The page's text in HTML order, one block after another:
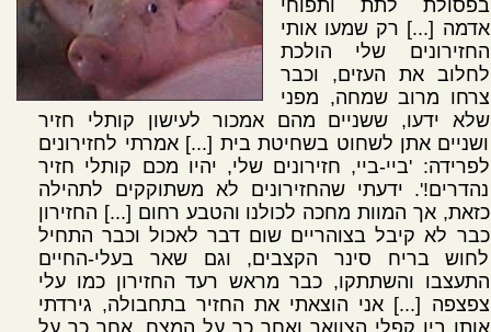
בפסולת לתת ותפוחי
אדמה [...] רק שמעו אותי
החזירונים שלי הולכת
לחלוב את העזים, וכבר
צרחו מרוב שמחה, מפני
שלא ידעו, ששניים מהם אמכור לעישון קותלי חזיר
ושניים אתן לשחוט בשחיטת בית [...] אמרתי לחזירונים
לפרידה: 'ביי-ביי, חזירונים שלי, יהיו מכם קותלי חזיר
נהדרים!'. ידעתי שהחזירונים לא משתוקקים לתהילה
כזאת, אך המוות מחכה לכולנו והטבע רחום [...] החזירון
כבר לא קיבל בצוהריים שום דבר לאכול וכבר התחיל
לחוש בריח סינר הקצבים, וגם שאר בעלי-החיים
התעצבו והשתתקו, כבר מראש רעד החזירון כמו עלי
צפצפה [...] אני הוצאתי את החזיר בתחבולה, גירדתי
אותו בין קפלי הצוואר ואחר כך על המצח, אחר כך על